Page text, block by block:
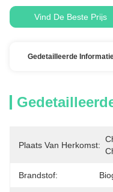
Vind De Beste Prijs
Gedetailleerde
Plaats Van Herkomst:
Brandstof: